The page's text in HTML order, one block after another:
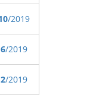
/2019
6/2019
2/2019